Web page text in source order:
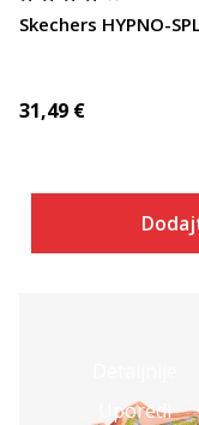
Skechers HYPNO-
31,49 €
Uporedi